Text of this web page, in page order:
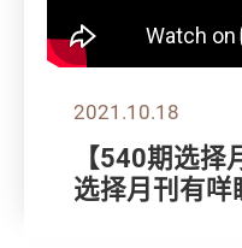
2021.10.18
【540期选
选择月刊有咩